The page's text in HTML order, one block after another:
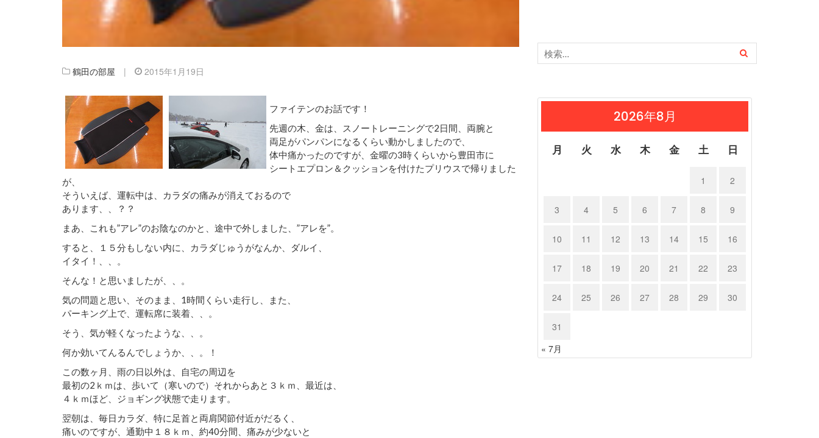
鶴田の部屋 | 2015年1月19日
ファイテンのお話です！
先週の木、金は、スノートレーニングで2日間、両腕と
両足がパンパンになるくらい動かしましたので、
体中痛かったのですが、金曜の3時くらいから豊田市に
シートエプロン＆クッションを付けたプリウスで帰りました
が、
そういえば、運転中は、カラダの痛みが消えておるので
あります、、？？
まあ、これも”アレ”のお陰なのかと、途中で外しました、”アレを”。
すると、１５分もしない内に、カラダじゅうがなんか、ダルイ、
イタイ！、、。
そんな！と思いましたが、、。
気の問題と思い、そのまま、1時間くらい走行し、また、
パーキング上で、運転席に装着、、。
そう、気が軽くなったような、、。
何か効いてんるんでしょうか、、。！
この数ヶ月、雨の日以外は、自宅の周辺を
最初の2ｋｍは、歩いて（寒いので）それからあと３ｋｍ、最近は、
４ｋｍほど、ジョギング状態で走ります。
翌朝は、毎日カラダ、特に足首と両肩関節付近がだるく、
痛いのですが、通勤中１８ｋｍ、約40分間、痛みが少ないと
2026年8月
月 火 水 木 金 土 日
1 2
3 4 5 6 7 8 9
10 11 12 13 14 15 16
17 18 19 20 21 22 23
24 25 26 27 28 29 30
31
« 7月